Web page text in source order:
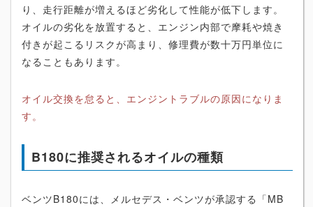
り、走行距離が増えるほど劣化して性能が低下します。
オイルの劣化を放置すると、エンジン内部で摩耗や焼き
付きが起こるリスクが高まり、修理費が数十万円単位に
なることもあります。
オイル交換を怠ると、エンジントラブルの原因になりま
す。
B180に推奨されるオイルの種類
ベンツB180には、メルセデス・ベンツが承認する「MB